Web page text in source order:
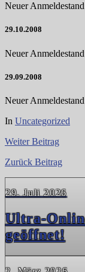
Neuer
29.10.2008
Neuer
29.09.2008
Neuer
In Uncategorized
WeiterBeitrag
Zurück Beitrag
29. Juli 2026
Ultra-
geöffnet!